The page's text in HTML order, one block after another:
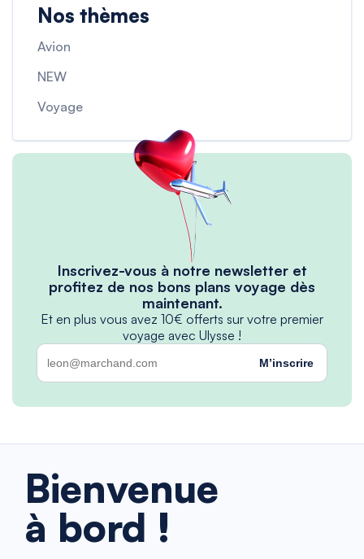
Nos thèmes
Avion
NEW
Voyage
Inscrivez-vous à notre newsletter et
profitez de nos bons plans voyage dès
maintenant.
Et en plus vous avez 10€ offerts sur votre premier
voyage avec Ulysse !
M’inscrire
Bienvenue
à bord !